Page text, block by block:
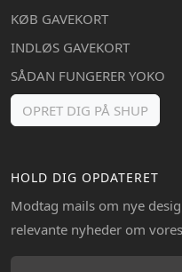
KØB GAVEKORT
INDLØS GAVEKORT
SÅDAN FUNGERER YOKO
OPRET DIG PÅ SHUP
HOLD DIG OPDATERET
Modtag mails om nye
relevante nyheder om